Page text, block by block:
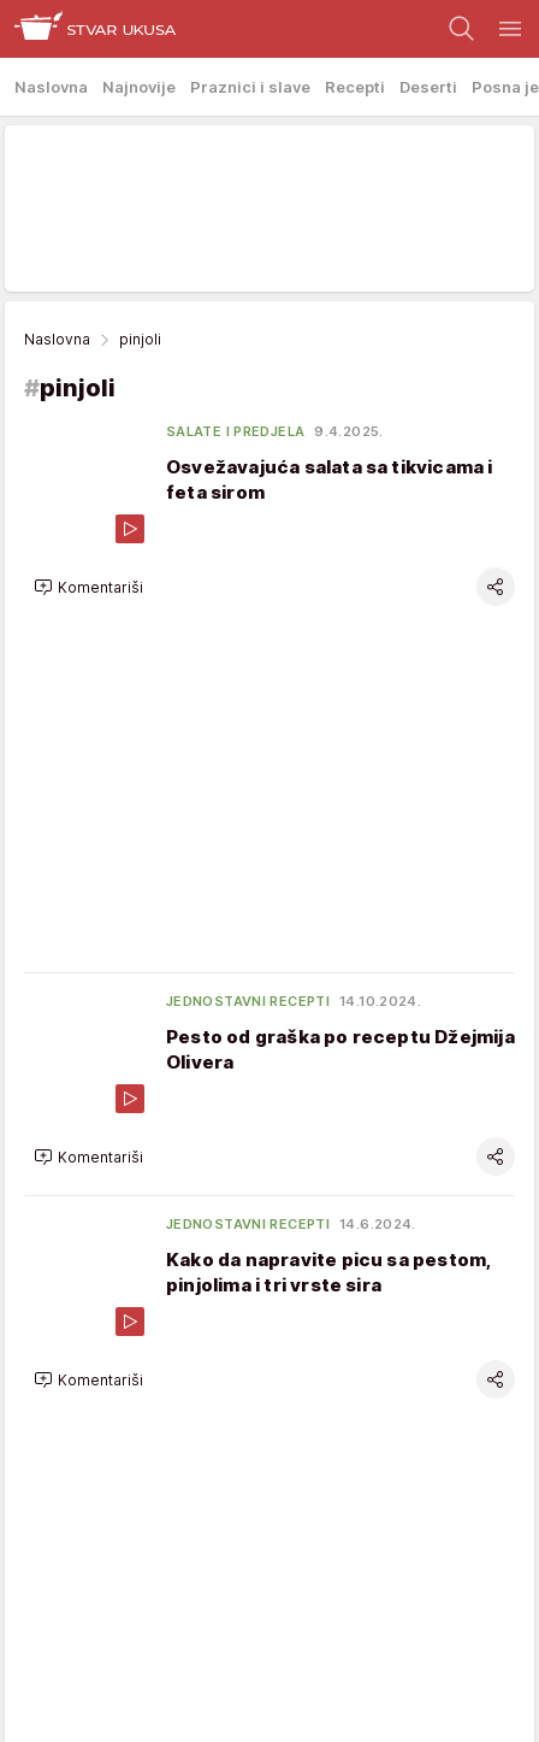
Naslovna Najnovije Praznici i slave Recepti Deserti Posna
Naslovna pinjoli
#pinjoli
SALATE I PREDJELA 9.4.2025.
Osvežavajuća salata sa tikvicama i
feta sirom
Komentariši
JEDNOSTAVNI RECEPTI 14.10.2024.
Pesto od graška po receptu Džejmija
Olivera
Komentariši
JEDNOSTAVNI RECEPTI 14.6.2024.
Kako da napravite picu sa pestom,
pinjolima i tri vrste sira
Komentariši